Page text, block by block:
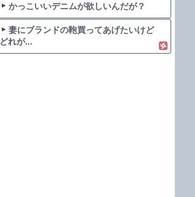
かっこいいデニムが欲しいんだが？
妻にブランドの鞄買ってあげたいけど
どれが...